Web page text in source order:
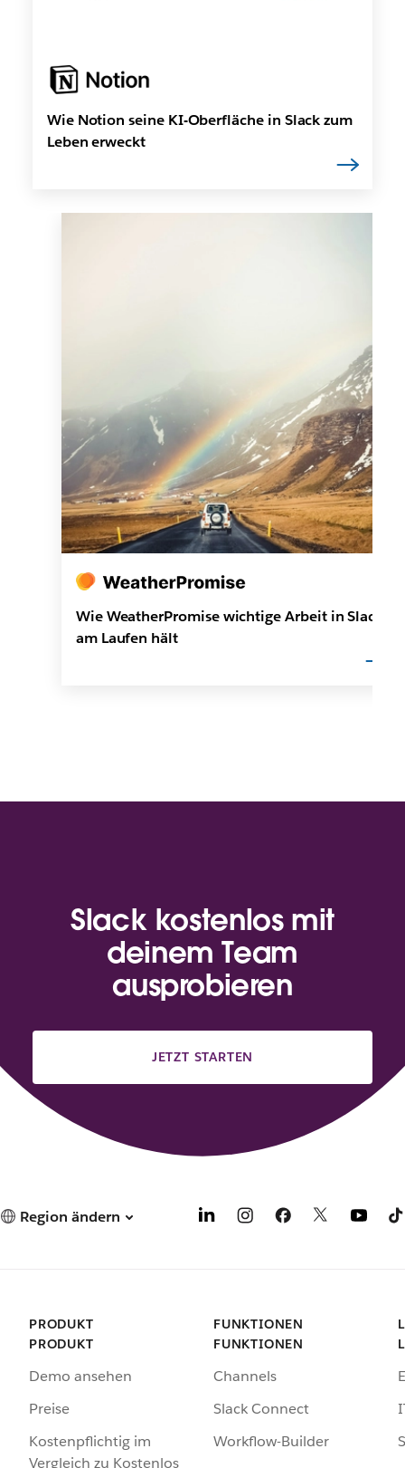
Wie Notion seine KI-Oberfläche in Slack zum
Leben erweckt
Wie WeatherPromise wichtige Arbeit in Slack
am Laufen hält
Slack kostenlos mit
deinem Team
ausprobieren
JETZT STARTEN
Region ändern
PRODUKT
PRODUKT
Demo ansehen
Preise
Kostenpflichtig im
Vergleich zu Kostenlos
FUNKTIONEN
FUNKTIONEN
Channels
Slack Connect
Workflow-Builder